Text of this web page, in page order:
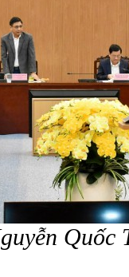
Quốc